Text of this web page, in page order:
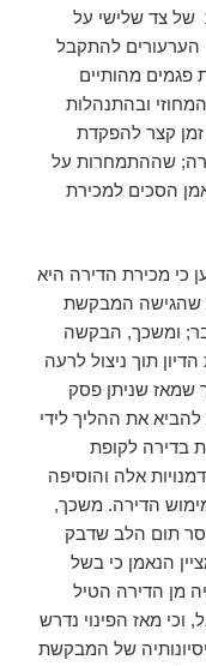
של צד שלישי על
הערעורים להתקבל
מהותיים
ובהתנהלות
זמן קצר להפקדת
שההתמחרות על
הסכים למכירת
כי מכירת הדירה היא
שהגישה המבקשת
ומשכך, הבקשה
תוך ניצול לרעה
שמאז שניתן פסק
להביא את ההליך לידי
בדירה לקופת
אלה והוסיפה
הדירה. משכך,
תום הלב שדבק
הנאמן כי בשל
מן הדירה הטיל
וכי מאז הפינוי נדרש
של המבקשת